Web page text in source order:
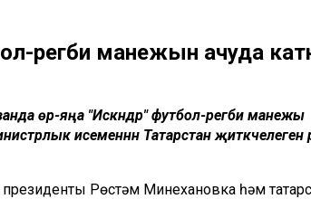
регби манежын ачуда
өр-яңа "Искәндәр" футбол-регби манежы
исеменнән Татарстан җитәкчелегенә
Рөстәм Миңнехановка һәм